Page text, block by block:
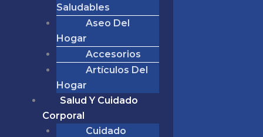
Saludables
Aseo Del
Hogar
Accesorios
Artículos Del
Hogar
Salud Y Cuidado
Corporal
Cuidado